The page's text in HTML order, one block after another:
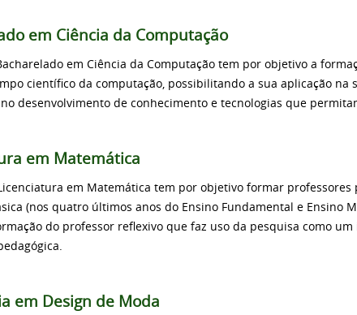
em Ciência da Computação
em Ciência da Computação tem por objetivo a
científico da computação, possibilitando a sua aplicação na
desenvolvimento de conhecimento e tecnologias que
em Matemática
em Matemática tem por objetivo formar
(nos quatro últimos anos do Ensino Fundamental e Ensino
do professor reflexivo que faz uso da pesquisa como
em Design de Moda